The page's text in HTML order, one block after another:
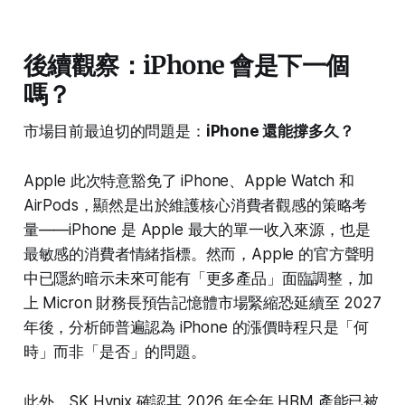
後續觀察：iPhone 會是下一個
嗎？
市場目前最迫切的問題是： iPhone 還能撐多久？
Apple 此次特意豁免了 iPhone、Apple Watch 和
AirPods，顯然是出於維護核心消費者觀感的策略考
量——iPhone 是 Apple 最大的單一收入來源，也是
最敏感的消費者情緒指標。然而，Apple 的官方聲明
中已隱約暗示未來可能有「更多產品」面臨調整，加
上 Micron 財務長預告記憶體市場緊縮恐延續至 2027
年後，分析師普遍認為 iPhone 的漲價時程只是「何
時」而非「是否」的問題。
此外，SK Hynix 確認其 2026 年全年 HBM 產能已被